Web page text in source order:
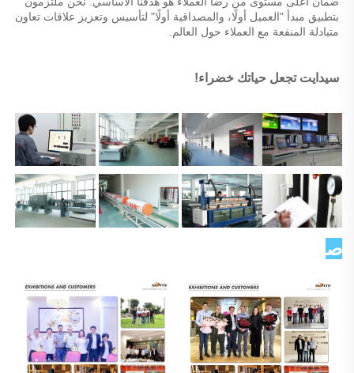
متبادلة المنفعة مع العملاء حول العالم.
سيدايت تجعل حياتك خضراء!
صورة العميل